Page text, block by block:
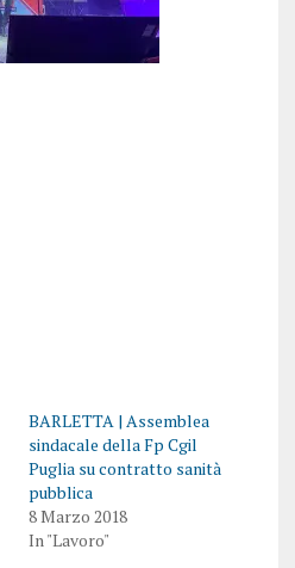
BARLETTA | Assemblea
sindacale della Fp Cgil
Puglia su contratto sanità
pubblica
8 Marzo 2018
In "Lavoro"